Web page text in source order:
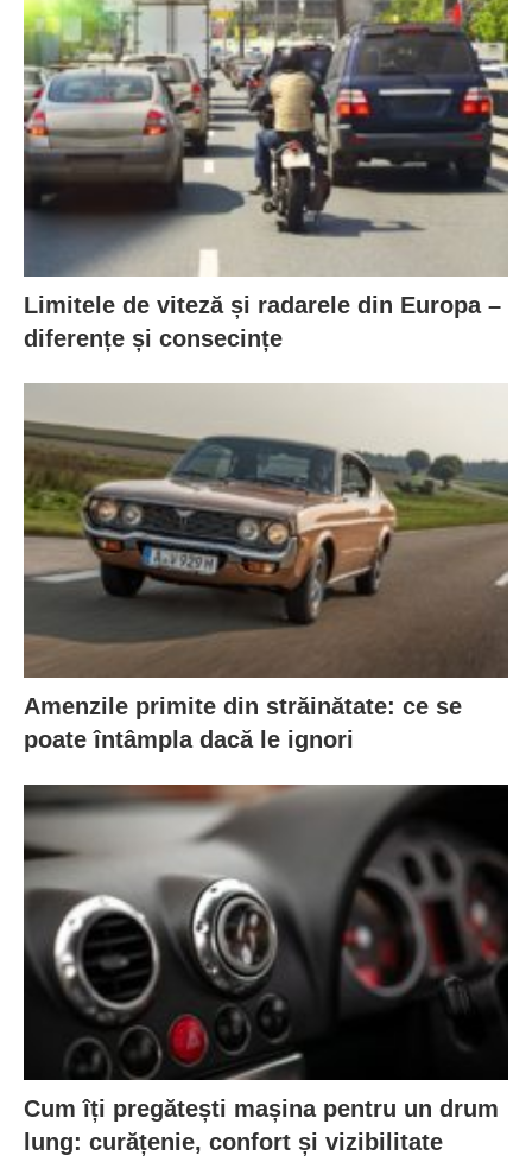
Limitele de viteză și radarele din Europa –
diferențe și consecințe
Amenzile primite din străinătate: ce se
poate întâmpla dacă le ignori
Cum îți pregătești mașina pentru un drum
lung: curățenie, confort și vizibilitate